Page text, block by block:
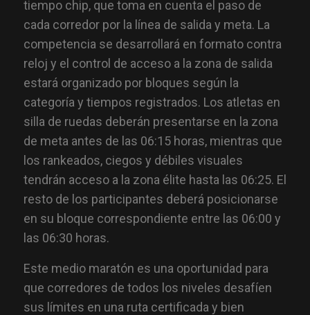
tiempo chip, que toma en cuenta el paso de
cada corredor por la línea de salida y meta. La
competencia se desarrollará en formato contra
reloj y el control de acceso a la zona de salida
estará organizado por bloques según la
categoría y tiempos registrados. Los atletas en
silla de ruedas deberán presentarse en la zona
de meta antes de las 06:15 horas, mientras que
los rankeados, ciegos y débiles visuales
tendrán acceso a la zona élite hasta las 06:25. El
resto de los participantes deberá posicionarse
en su bloque correspondiente entre las 06:00 y
las 06:30 horas.
Este medio maratón es una oportunidad para
que corredores de todos los niveles desafíen
sus límites en una ruta certificada y bien